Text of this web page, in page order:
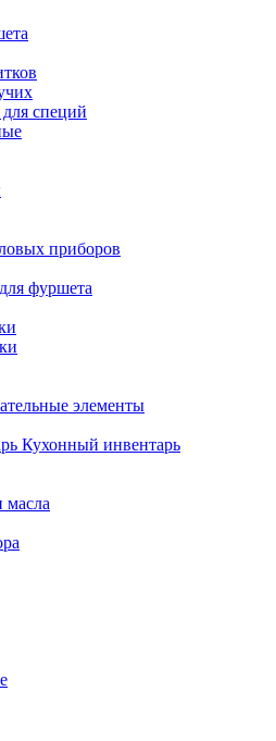
специй
приборов
фуршета
элементы
Кухонный инвентарь
масла